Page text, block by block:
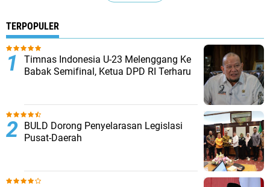
TERPOPULER
Timnas Indonesia U-23 Melenggang Ke
Babak Semifinal, Ketua DPD RI Terharu
BULD Dorong Penyelarasan Legislasi
Pusat-Daerah